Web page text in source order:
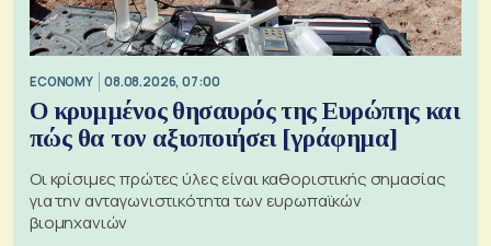
ECONOMY 08.08.2026, 07:00
Ο κρυμμένος θησαυρός της Ευρώπης και
πώς θα τον αξιοποιήσει [γράφημα]
Οι κρίσιμες πρώτες ύλες είναι καθοριστικής σημασίας
για την ανταγωνιστικότητα των ευρωπαϊκών
βιομηχανιών